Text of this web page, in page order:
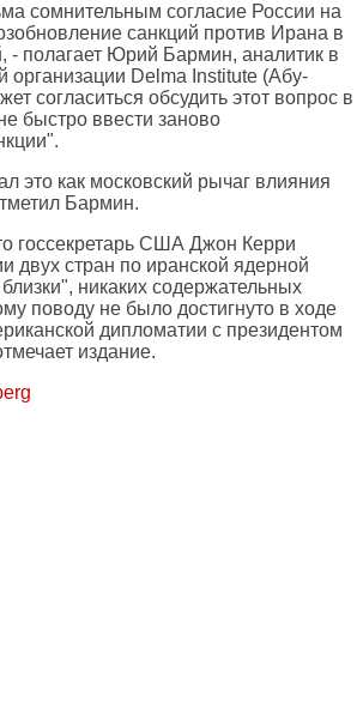
сомнительным согласие России на
санкций против Ирана в
- полагает Юрий Бармин, аналитик в
организации Delma Institute (Абу-
согласиться обсудить этот вопрос в
быстро ввести заново
это как московский рычаг влияния
Бармин.
госсекретарь США Джон Керри
двух стран по иранской ядерной
никаких содержательных
поводу не было достигнуто в ходе
дипломатии с президентом
издание.